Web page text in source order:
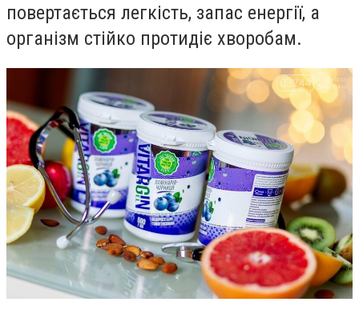
повертається легкість, запас енергії, а
організм стійко протидіє хворобам.